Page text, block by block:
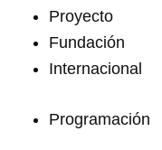
Proyecto
Fundación
Internacional
Programación